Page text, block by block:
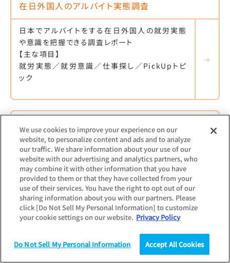
統計（データ） コラム
在日外国人のアルバイト実態調査
日本でアルバイトをする在日外国人の就労実態
や意識を把握できる調査レポート
【主な項目】
就労実態／就労意識／仕事探し／PickUpトピ
ック
調査対象：
企業 個人 学生 その他
新型コロナウイルスに関する影響調査（企業・求
職者）
企業およびアルバイト求職者双方に、新型コロナ
ウィルスにおけるシフト減少など、その影響を調
査したレポート
【主な項目】
け取り状況と給付金の認知度
We use cookies to improve your experience on our
website, to personalize content and ads and to analyze
our traffic. We share information about your use of our
website with our advertising and analytics partners, who
may combine it with other information that you have
provided to them or that they have collected from your
use of their services. You have the right to opt out of our
sharing information about you with our partners. Please
click [Do Not Sell My Personal Information] to customize
your cookie settings on our website. Privacy Policy
Do Not Sell My Personal Information Accept All Cookies